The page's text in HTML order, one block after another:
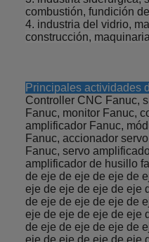
combustión, fundición
4. industria del vidrio,
construcción,
Principales actividades
Controller CNC Fanuc,
Fanuc, monitor Fanuc,
amplificador Fanuc,
Fanuc, accionador
Fanuc, servo
amplificador de husillo
de eje de eje de eje de
eje de eje de eje de eje
de eje de eje de eje de
eje de eje de eje de eje
de eje de eje de eje de
eje de eje de eje de eje